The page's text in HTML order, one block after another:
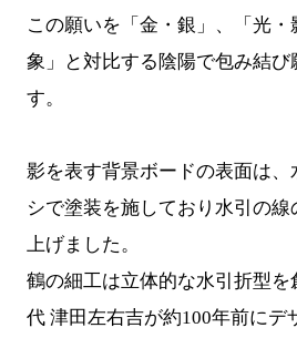
この願いを「金・銀」、「光
象」と対比する陰陽で包み結び
す。
影を表す背景ボードの表面は、
シで塗装を施しており水引の
上げました。
鶴の細工は立体的な水引折型
代 津田左右吉が約100年前にデ